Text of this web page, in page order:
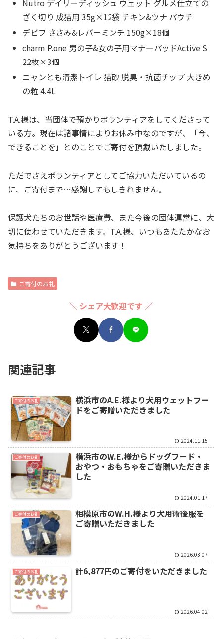
Nutro デイリーディッシュ ウェット グルメ仕立ての
ざく切り 成猫用 35g×12袋 チキン&ツナ パウチ
デビフ ささみ&レバーミンチ 150g×18個
charm P.one 男の子&女の子用マナーパッドActive S
22枚×3個
ニャンとも清潔トイレ 猫砂 脱臭・抗菌チップ 大きめ
の粒 4.4L
T.A.様は、当団体で預かりボランティアをしてくださって
いる方。現在は諸事情によりお休み中なのですが、「今、
できることを」とのことでご寄付を頂戴いたしました。
ただでさえボランティアとしてご協力いただいているの
に、ご寄付まで…感謝してもしきれません。
保護犬たちのお世話や医療費、また今後の団体運営に、大
切に使わせていただきます。T.A.様、いつもあたたかなお
気持ちをありがとうございます！
ご寄付のお礼
＼ シェア大歓迎です ／
関連記事
ご寄付のお礼
横浜市のA.E.様より犬用ウェットフー
ドをご寄贈いただきました
2024.11.15
ご寄付のお礼
横浜市のW.E.様からドッグフード・
おやつ・おもちゃをご寄贈いただきま
した
2024.01.17
ご寄付のお礼
相模原市のW.H.様より犬用術後服を
ご寄贈いただきました
2026.03.07
ご寄付のお礼 計6,877円のご寄付をいただきました
2026.04.02